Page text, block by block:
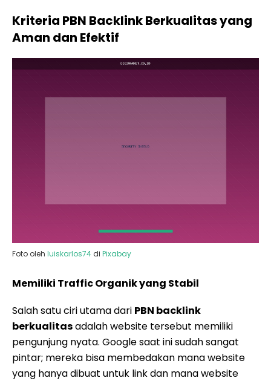
Kriteria PBN Backlink Berkualitas yang
Aman dan Efektif
Foto oleh luiskarlos74 di Pixabay
Memiliki Traffic Organik yang Stabil
Salah satu ciri utama dari PBN backlink
berkualitasadalah website tersebut memiliki
pengunjung nyata. Google saat ini sudah sangat
pintar; mereka bisa membedakan mana website
yang hanya dibuat untuk link dan mana website